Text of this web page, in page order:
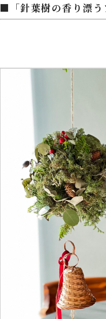
■「針葉樹の香り漂う